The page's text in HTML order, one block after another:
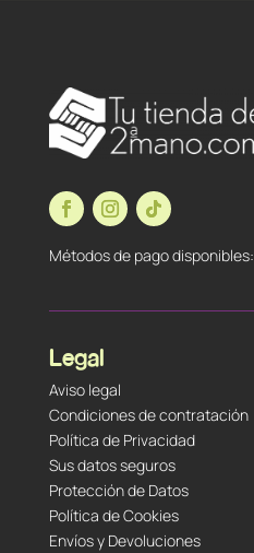
Métodos de pago disponibles:
Legal
Aviso legal
Condiciones de contratación
Política de Privacidad
Sus datos seguros
Protección de Datos
Política de Cookies
Envíos y Devoluciones